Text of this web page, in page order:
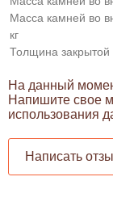
Масса камней во
кг
Толщина
На данный
Напишите свое
использования
Написать